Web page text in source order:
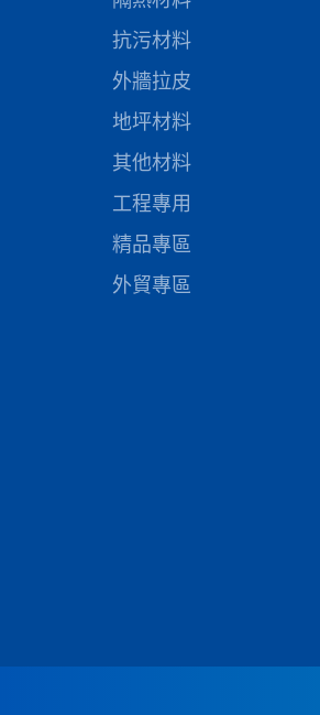
抗污材料
外牆拉皮
地坪材料
其他材料
工程專用
精品專區
外貿專區